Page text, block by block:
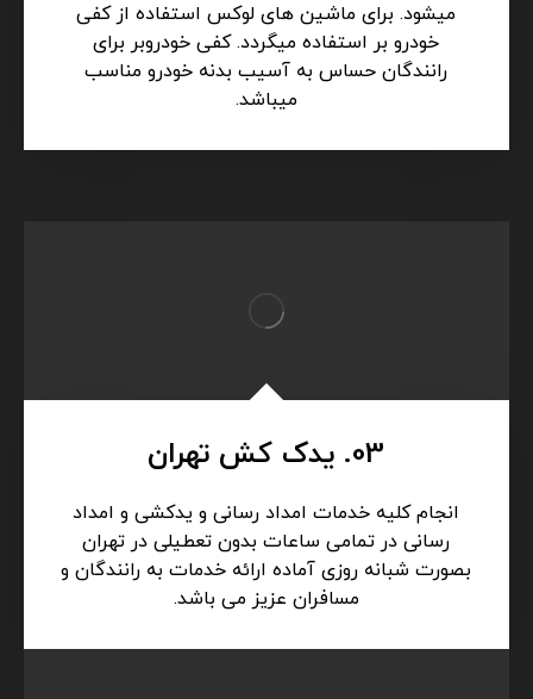
میشود. برای ماشین های لوکس استفاده از کفی
خودرو بر استفاده میگردد. کفی خودروبر برای
رانندگان حساس به آسیب بدنه خودرو مناسب
میباشد.
03. یدک کش تهران
انجام کلیه خدمات امداد رسانی و یدکشی و امداد
رسانی در تمامی ساعات بدون تعطیلی در تهران
بصورت شبانه روزی آماده ارائه خدمات به رانندگان و
مسافران عزیز می باشد.